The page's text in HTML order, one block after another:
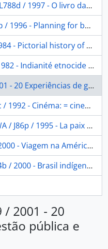
/ 1997 - O livro das árvores
a guide for native american and rural communities.
history of the North American indian
indigenisme en Amérique Latine
de gestão pública e cidadania
- Cinéma: = cinema: = Kino
sociales des Indiens Curripaco du haut Rio Negro (Colombie)
Meridional descendo o rio das Amazonas
indígena: 500 anos de resistência.
/ 2001 - 20
pública e